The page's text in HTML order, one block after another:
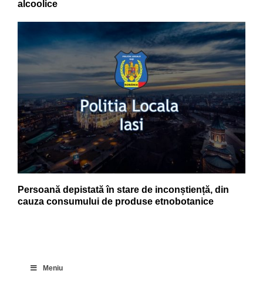
alcoolice
Persoană depistată în stare de inconștiență, din
cauza consumului de produse etnobotanice
Meniu